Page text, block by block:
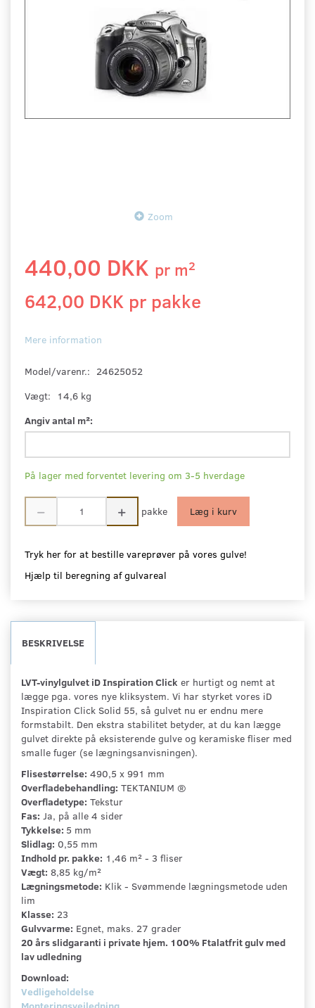
Zoom
440,00 DKK pr m2
642,00 DKK pr pakke
Mere information
Model/varenr.: 24625052
Vægt:
14,6 kg
Angiv antal m²:
På lager med forventet levering om 3-5 hverdage
pakke Læg i kurv
Tryk her for at bestille vareprøver på vores gulve!
Hjælp til beregning af gulvareal
BESKRIVELSE
LVT-vinylgulvet iD Inspiration Click er hurtigt og nemt at
lægge pga. vores nye kliksystem. Vi har styrket vores iD
Inspiration Click Solid 55, så gulvet nu er endnu mere
formstabilt. Den ekstra stabilitet betyder, at du kan lægge
gulvet direkte på eksisterende gulve og keramiske fliser med
smalle fuger (se lægningsanvisningen).
Flisestørrelse: 490,5 x 991 mm
Overfladebehandling: TEKTANIUM ®
Overfladetype: Tekstur
Fas: Ja, på alle 4 sider
Tykkelse: 5 mm
Slidlag: 0,55 mm
Indhold pr. pakke: 1,46 m² - 3 fliser
Vægt: 8,85 kg/m²
Lægningsmetode: Klik - Svømmende lægningsmetode uden
lim
Klasse: 23
Gulvvarme: Egnet, maks. 27 grader
20 års slidgaranti i private hjem. 100% Ftalatfrit gulv med
lav udledning
Download:
Vedligeholdelse